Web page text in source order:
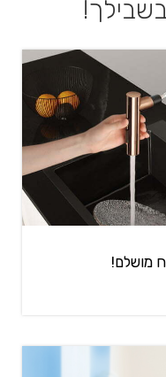
מושלם!